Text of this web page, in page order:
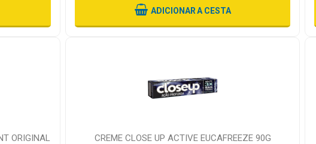
ADICIONARA CESTA
ORIGINAL
CREME CLOSE UP ACTIVE EUCAFREEZE 90G